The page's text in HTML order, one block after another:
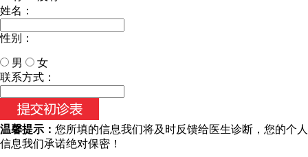
姓名：
性别：
男
女
今天日期：
联系方式：
温馨提示： 您所填的信息我们将及时反馈给医生诊断，您的个人
信息我们承诺绝对保密！